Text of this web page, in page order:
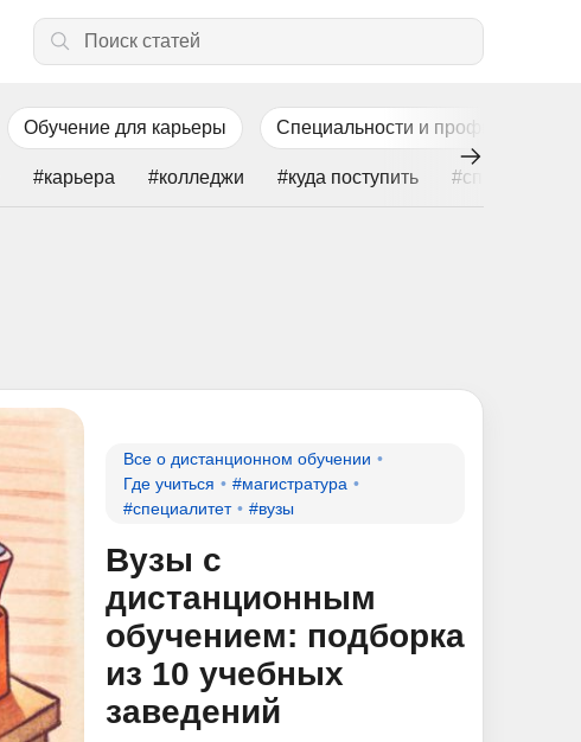
Обучение для карьеры Специальности и профили
#карьера #колледжи #куда поступить #специалитет
Все о дистанционном обучении
Где учиться
#магистратура
#специалитет
#вузы
Вузы с
дистанционным
обучением: подборка
из 10 учебных
заведений